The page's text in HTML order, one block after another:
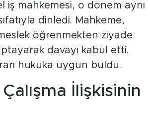
iş mahkemesi, o dönem aynı
dinledi. Mahkeme,
öğrenmekten ziyade
davayı kabul etti.
hukuka uygun buldu.
İlişkisinin